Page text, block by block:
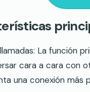
La función
cara a cara con
una conexión más